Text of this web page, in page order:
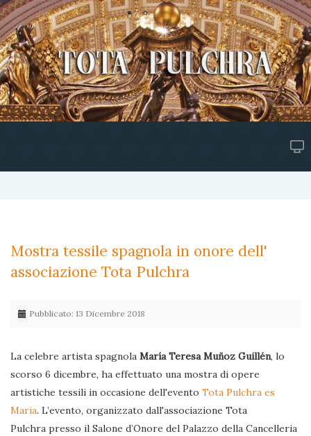
Mostra tessile spagnola in onore dell'
associazione Tota Pulchra
Pubblicato: 13 Dicembre 2018
La celebre artista spagnola María Teresa Muñoz Guillén, lo
scorso 6 dicembre, ha effettuato una mostra di opere
artistiche tessili in occasione dell'evento Tota Pulchra es
Maria. L’evento, organizzato dall'associazione Tota
Pulchra presso il Salone d’Onore del Palazzo della Cancelleria